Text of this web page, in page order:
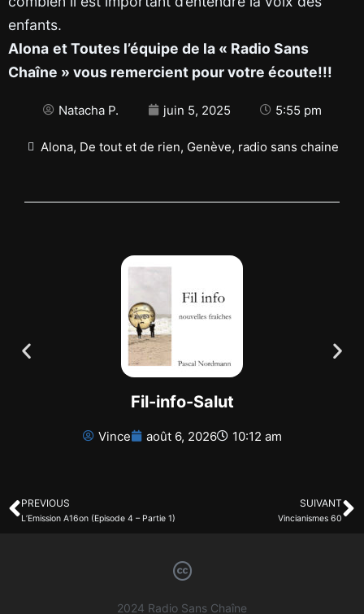
enfants.
Alona et Toutes l’équipe de la « Radio Sans
Chaîne » vous remercient pour votre écoute!!!
Natacha P. juin 5, 2025 5:55 pm
Alona, De tout et de rien, Genève, radio sans chaine
Fil-info-Salut
Vince août 6, 2026 10:12 am
PREVIOUS
L’Emission A16on (Episode 4 – Partie 1)
SUIVANT
Vincianismes 60
2024 Radio Sans Chaîne